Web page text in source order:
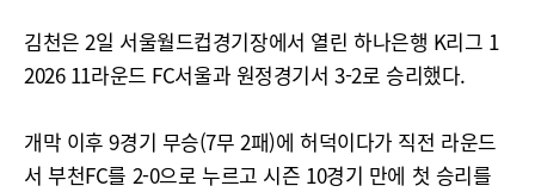
김천은 2일 서울월드컵경기장에서 열린 하나은행 K리그 1
2026 11라운드 FC서울과 원정경기서 3-2로 승리했다.
개막 이후 9경기 무승(7무 2패)에 허덕이다가 직전 라운드
서 부천FC를 2-0으로 누르고 시즌 10경기 만에 첫 승리를